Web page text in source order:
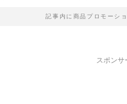
記事内に商品プロモーシ
スポンサ